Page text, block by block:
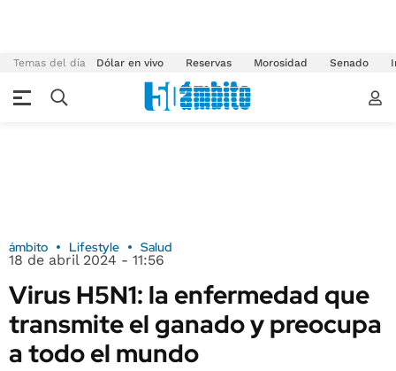
Temas del día Dólar en vivo Reservas Morosidad Senado
ámbito Lifestyle Salud
18 de abril 2024 - 11:56
Virus H5N1: la enfermedad que
transmite el ganado y preocupa
a todo el mundo